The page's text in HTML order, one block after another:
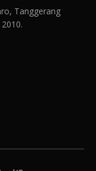
Tanggerang